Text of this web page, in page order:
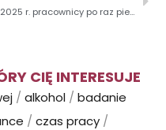
W 2025 r. pracownicy po raz pierwszy skorzystają z wolnej Wigilii
CIĘ INTERESUJE
/ alkohol / badanie
/ czas pracy /